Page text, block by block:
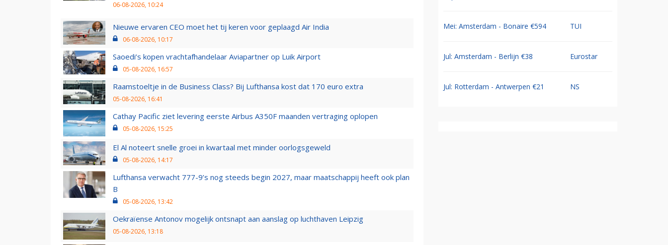
06-08-2026, 10:24
Nieuwe ervaren CEO moet het tij keren voor geplaagd Air India
06-08-2026, 10:17
Saoedi’s kopen vrachtafhandelaar Aviapartner op Luik Airport
05-08-2026, 16:57
Raamstoeltje in de Business Class? Bij Lufthansa kost dat 170 euro extra
05-08-2026, 16:41
Cathay Pacific ziet levering eerste Airbus A350F maanden vertraging oplopen
05-08-2026, 15:25
El Al noteert snelle groei in kwartaal met minder oorlogsgeweld
05-08-2026, 14:17
Lufthansa verwacht 777-9’s nog steeds begin 2027, maar maatschappij heeft ook plan
B
05-08-2026, 13:42
Oekraïense Antonov mogelijk ontsnapt aan aanslag op luchthaven Leipzig
05-08-2026, 13:18
Mei: Amsterdam - Bonaire €594 TUI
Jul: Amsterdam - Berlijn €38 Eurostar
Jul: Rotterdam - Antwerpen €21 NS